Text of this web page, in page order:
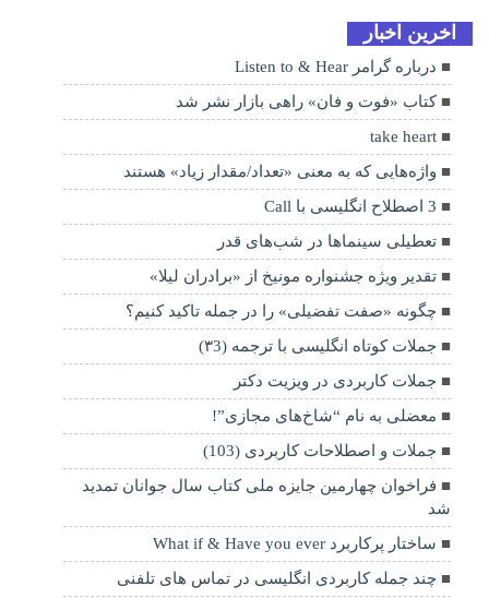
اخرین اخبار
درباره گرامر Listen to & Hear
کتاب «فوت و فان» راهی بازار نشر شد
take heart
واژه‌هایی که به معنی «تعداد/مقدار زیاد» هستند
3 اصطلاح انگلیسی با Call
تعطیلی سینماها در شب‌های قدر
تقدیر ویژه جشنواره مونیخ از «برادران لیلا»
چگونه «صفت تفضیلی» را در جمله تاکید کنیم؟
جملات کوتاه انگلیسی با ترجمه (۳3)
جملات کاربردی در ویزیت دکتر
معضلی به نام “شاخ‌های مجازی”!
جملات و اصطلاحات کاربردی (103)
فراخوان چهارمین جایزه ملی کتاب سال جوانان تمدید
شد
ساختار پرکاربرد What if & Have you ever
چند جمله کاربردی انگلیسی در تماس های تلفنی